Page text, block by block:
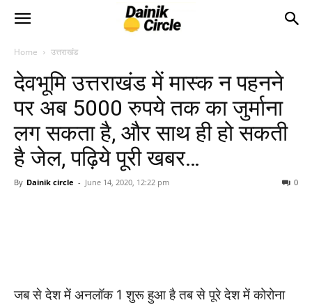
Home उत्तराखंड
देवभूमि उत्तराखंड में मास्क न पहनने
पर अब 5000 रुपये तक का जुर्माना
लग सकता है, और साथ ही हो सकती
है जेल, पढ़िये पूरी खबर…
By Dainik circle - June 14, 2020, 12:22 pm 0
जब से देश में अनलॉक 1 शुरू हुआ है तब से पूरे देश में कोरोना